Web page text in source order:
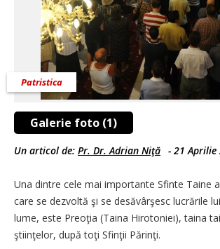
Galerie foto (1)
Patristica
Un articol de: Pr. Dr. Adrian Niţă - 21 Aprilie
Una dintre cele mai importante Sfinte Taine
care se dezvoltă şi se desăvârşesc lucrările
lume, este Preoţia (Taina Hirotoniei), taina
ştiinţelor, după toţi Sfinţii Părinţi.